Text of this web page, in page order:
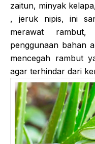
zaitun, minyak
, jeruk nipis, ini
merawat
penggunaan bahan
mencegah rambut
agar terhindar dari